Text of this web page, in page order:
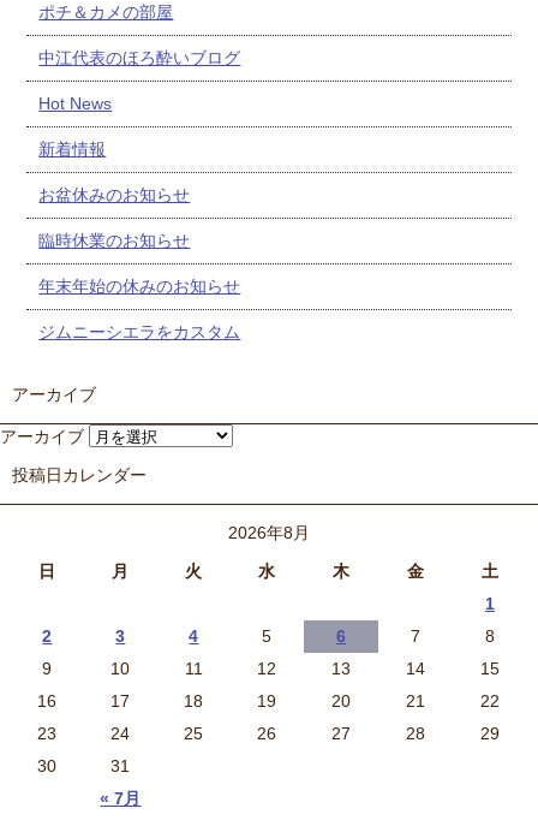
ポチ＆カメの部屋
中江代表のほろ酔いブログ
Hot News
新着情報
お盆休みのお知らせ
臨時休業のお知らせ
年末年始の休みのお知らせ
ジムニーシエラをカスタム
アーカイブ
アーカイブ
投稿日カレンダー
2026年8月
日
月 火 水 木 金 土
« 7月
1
2
3 4 5 6 7
8
9
10 11 12 13 14
15
16
17 18 19 20 21
22
23
24 25 26 27 28
29
30
31